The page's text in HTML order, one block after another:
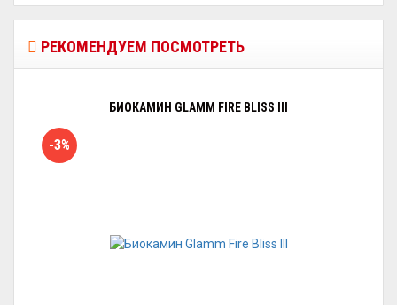
РЕКОМЕНДУЕМ ПОСМОТРЕТЬ
БИОКАМИН GLAMM FIRE BLISS III
-3%